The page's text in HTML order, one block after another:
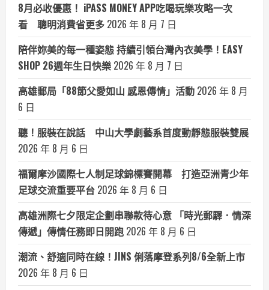
8月必收優惠！ iPASS MONEY APP吃喝玩樂攻略一次
看 聰明消費省更多 2026 年 8 月 7 日
陪伴妳美的每一種姿態 持續引領台灣內衣美學！EASY
SHOP 26週年生日快樂 2026 年 8 月 7 日
高雄郵局「88節父愛如山 感恩傳情」活動 2026 年 8 月
6 日
聽！服裝在說話 中山大學劇藝系首度動靜態服裝雙展
2026 年 8 月 6 日
福爾摩沙國際七人制足球錦標賽開幕 打造亞洲青少年
足球交流重要平台 2026 年 8 月 6 日
高雄洲際七夕限定企劃串聯款待心意 「時光郵驛．情深
傳遞」傳情任務即日開跑 2026 年 8 月 6 日
潮流、舒適同時在線！JINS 俐落摩登系列8/6全新上市
2026 年 8 月 6 日